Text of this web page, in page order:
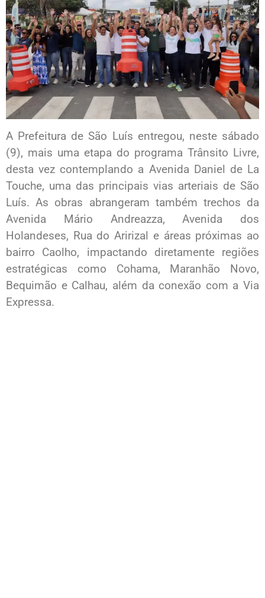
A Prefeitura de São Luís entregou, neste sábado
(9), mais uma etapa do programa Trânsito Livre,
desta vez contemplando a Avenida Daniel de La
Touche, uma das principais vias arteriais de São
Luís. As obras abrangeram também trechos da
Avenida Mário Andreazza, Avenida dos
Holandeses, Rua do Aririzal e áreas próximas ao
bairro Caolho, impactando diretamente regiões
estratégicas como Cohama, Maranhão Novo,
Bequimão e Calhau, além da conexão com a Via
Expressa.